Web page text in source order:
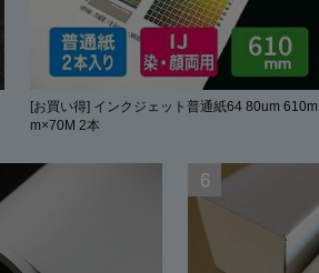
[お買い得] インクジェット普通紙64 80um 610m
m×70M 2本